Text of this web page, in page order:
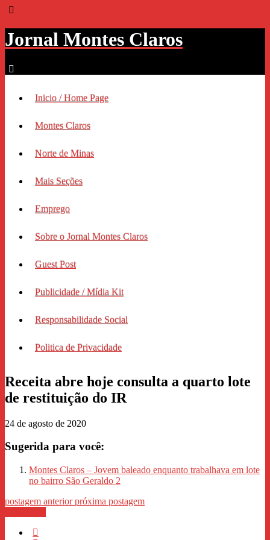
Jornal Montes Claros
Inicio / Home Page
Montes Claros
Norte de Minas
Mais Seções
Emprego
Sobre o Jornal Montes Claros
Guest Post
Publicidade / Mídia Kit
Responsabilidade Social
Politica de Privacidade
Receita abre hoje consulta a quarto lote
de restituição do IR
24 de agosto de 2020
Sugerida para você:
Montes Claros – Jovem baleado enquanto trabalhava em lote
no bairro São Geraldo 2
postagem anteriorpróxima postagem